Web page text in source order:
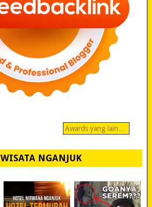
Awards yang lain…
WISATA NGANJUK